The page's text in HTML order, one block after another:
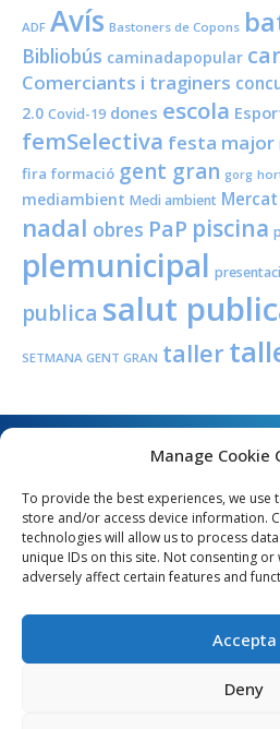
Manage Cookie
To provide the best experiences, we use
store and/or access device information.
technologies will allow us to process
unique IDs on this site. Not consenting
adversely affect certain features and
Accepta
Deny
ADF Avís Bastoners de Copons
Bibliobús caminadapopular
Comerciants i traginers
2.0 Covid-19 dones escola
femSelectiva festa major
fira formació gent gran gorg
mediambient Medi ambient Mercat
nadal obres PaP piscina
plemunicipal
publica salut
SETMANA GENT GRAN taller
Angel Guimerà, 8 - 08289
e_mail: copons@copons.cat